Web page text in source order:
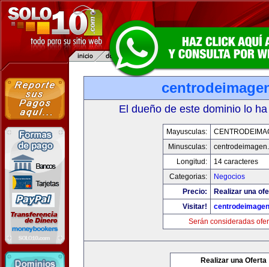
El dueño de este dominio lo
Mayusculas:
Minusculas:
Longitud:
14 caracteres
Categorias:
Negocios
Precio:
Realizar una
Visitar!
Serán consideradas
Realizar una Oferta